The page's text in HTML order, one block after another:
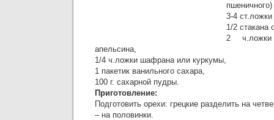
3-4
1/2 стакана
2
апельсина,
1/4 ч.ложки шафрана или куркумы,
1 пакетик ванильного сахара,
100 г. сахарной пудры.
Приготовление:
Подготовить орехи: грецкие разделить на
– на половинки.